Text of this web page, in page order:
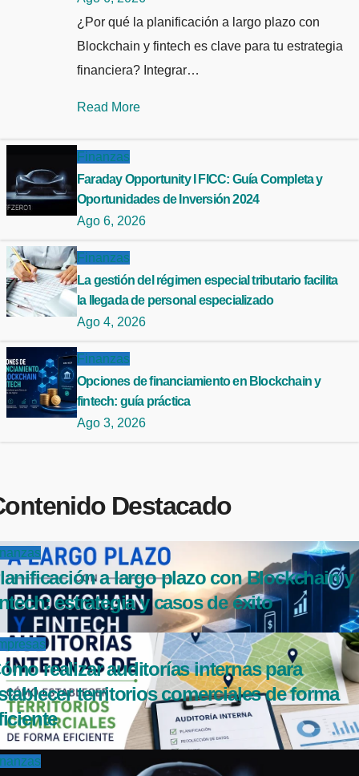
¿Por qué la planificación a largo plazo con
Blockchain y fintech es clave para tu estrategia
financiera? Integrar…
Read More
Finanzas
Faraday Opportunity I FICC: Guía Completa y
Oportunidades de Inversión 2024
Ago 6, 2026
Finanzas
La gestión del régimen especial tributario facilita
la llegada de personal especializado
Ago 4, 2026
Finanzas
Opciones de financiamiento en Blockchain y
fintech: guía práctica
Ago 3, 2026
Destacado
a largo plazo con Blockchain y
estrategia y casos de éxito
realizar auditorías internas para
territorios comerciales de forma